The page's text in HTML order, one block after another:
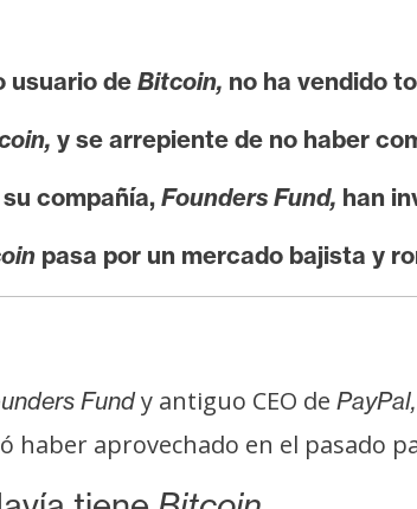
usuario de Bitcoin, no ha vendido
y se arrepiente de no haber
compañía, Founders Fund, han
pasa por un mercado bajista y
Fundy antiguo CEO de PayPal,
haber aprovechado en el pasado